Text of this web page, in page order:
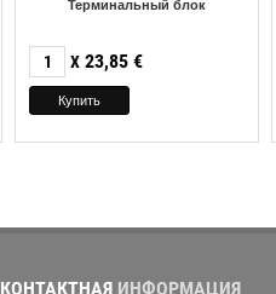
Терминальный блок
X 23,85 €
КОНТАКТНАЯИНФОРМАЦИЯ